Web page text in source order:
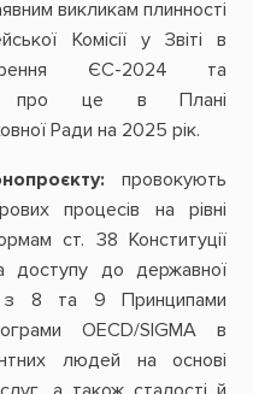
викликам плинності
Комісії у Звіті в
ЄС-2024 та
про це в Плані
Ради на 2025 рік.
провокують
процесів на рівні
ст. 38 Конституції
доступу до державної
з 8 та 9 Принципами
OECD/SIGMA в
людей на основі